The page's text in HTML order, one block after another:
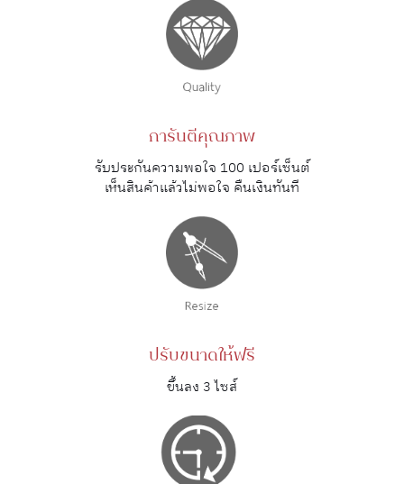
การันตีคุณภาพ
รับประกันความพอใจ 100 เปอร์เซ็นต์
เห็นสินค้าแล้วไม่พอใจ คืนเงินทันที
ปรับขนาดให้ฟรี
ขึ้นลง 3 ไซส์